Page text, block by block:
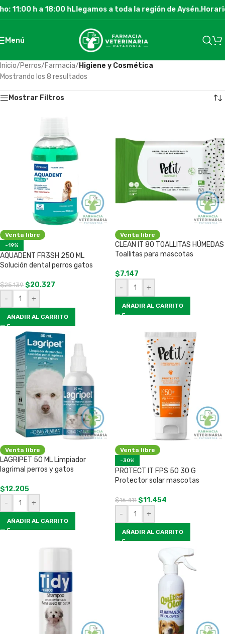
11:00 h a 18:00 hLlegamos a toda la región de Aysén.
Menú
Inicio/Perros/Farmacia/ Higiene y Cosmética
Mostrando los 8 resultados
Mostrar Filtros
Venta libre
-19%
AQUADENT FR3SH 250 ML
Solución dental perros gatos
$25.139 $20.327
- +
AÑADIR AL CARRITO
Venta libre
CLEAN IT 80 TOALLITAS HÚMEDAS
Toallitas para mascotas
$7.147
-
+
AÑADIR AL CARRITO
Venta libre
LAGRIPET 50 ML Limpiador
lagrimal perros y gatos
$12.205
-
+
AÑADIR AL CARRITO
Venta libre
-30%
PROTECT IT FPS 50 30 G
Protector solar mascotas
$16.411 $11.454
- +
AÑADIR AL CARRITO